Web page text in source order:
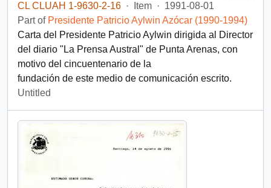
CL CLUAH 1-9630-2-16 · Item · 1991-08-01
Part of Presidente Patricio Aylwin Azócar (1990-1994)
Carta del Presidente Patricio Aylwin dirigida al Director
del diario "La Prensa Austral" de Punta Arenas, con
motivo del cincuentenario de la
fundación de este medio de comunicación escrito.
Untitled